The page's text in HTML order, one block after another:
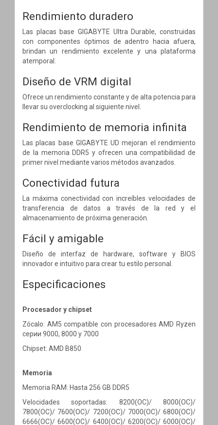
Rendimiento duradero
Las placas base GIGABYTE Ultra Durable, construidas
con componentes óptimos de adentro hacia afuera,
brindan un rendimiento excelente y una plataforma
atemporal.
Diseño de VRM digital
Ofrece un rendimiento constante y de alta potencia para
llevar su overclocking al siguiente nivel.
Rendimiento de memoria infinita
Las placas base GIGABYTE UD mejoran el rendimiento
de la memoria DDR5 y ofrecen una compatibilidad de
primer nivel mediante varios métodos avanzados.
Conectividad futura
La máxima conectividad con increíbles velocidades de
transferencia de datos a través de la red y el
almacenamiento de próxima generación.
Fácil y amigable
Diseño de interfaz de hardware, software y BIOS
innovador e intuitivo para crear tu estilo personal.
Especificaciones
Procesador y chipset
Zócalo: AM5 compatible con procesadores AMD Ryzen
серии 9000, 8000 y 7000
Chipset: AMD B850
Memoria
Memoria RAM: Hasta 256 GB DDR5
Velocidades soportadas: 8200(OC)/ 8000(OC)/
7800(OC)/ 7600(OC)/ 7200(OC)/ 7000(OC)/ 6800(OC)/
6666(OC)/ 6600(OC)/ 6400(OC)/ 6200(OC)/ 6000(OC)/